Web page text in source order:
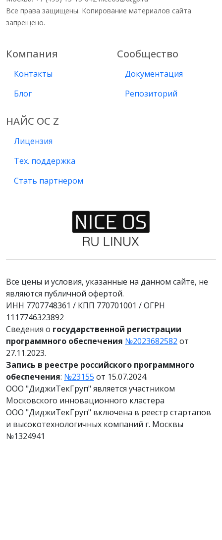
Все права защищены. Копирование материалов сайта
запрещено.
Компания
Контакты
Блог
Сообщество
Документация
Репозиторий
НАЙС ОС Z
Лицензия
Тех. поддержка
Стать партнером
Все цены и условия, указанные на данном сайте, не
являются публичной офертой.
ИНН 7707748361 / КПП 770701001 / ОГРН
1117746323892
Сведения о государственной регистрации
программного обеспечения №2023682582 от
27.11.2023.
Запись в реестре российского программного
обеспечения: №23155 от 15.07.2024.
ООО "ДиджиТекГруп" является участником
Московского инновационного кластера
ООО "ДиджиТекГруп" включена в реестр стартапов
и высокотехнологичных компаний г. Москвы
№1324941